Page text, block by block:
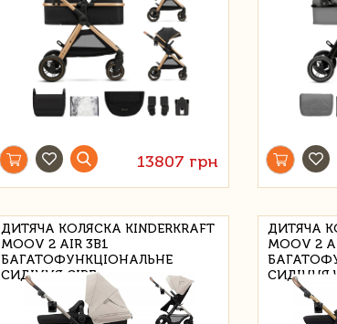
13807 грн
ДИТЯЧА КОЛЯСКА KINDERKRAFT
MOOV 2 AIR 3В1
БАГАТОФУНКЦІОНАЛЬНЕ
СИДІННЯ СІРЕ
ДИТЯЧА
MOOV 2
СИДІННЯ